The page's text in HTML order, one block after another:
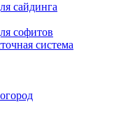
сайдинга
софитов
система